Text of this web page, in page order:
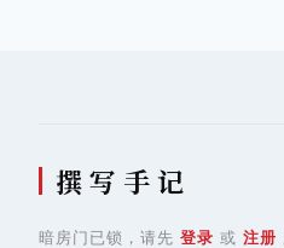
撰 写 手 记
暗房门已锁，请先 登录 或 注册